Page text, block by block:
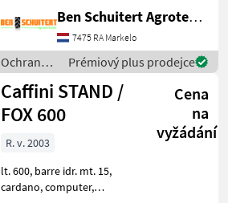
hoofdtank, schoonwater
tank en handenwastank
compleet gegalvaniseerd
frame en spuitboom 12
meter
Ben Schuitert Agrotechniek
7475 RA Markelo
Ochrana
rastlín /
Caffini
Prémiový plus prodejce
Caffini STAND /
FOX 600
Cena
na
vyžádání
R. v. 2003
lt. 600, barre idr. mt. 15,
cardano, computer,